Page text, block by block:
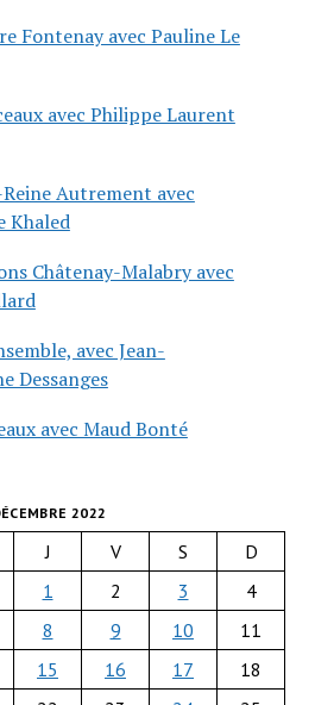
Fontenay avec Pauline Le
avec Philippe Laurent
Autrement avec
Khaled
Châtenay-Malabry avec
avec Jean-
Dessanges
avec Maud Bonté
2022
J V S
D
1
2 3
4
8 9 10
11
15 16 17
18